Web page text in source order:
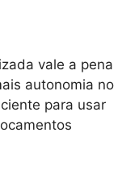
vale a pena
autonomia no
para usar